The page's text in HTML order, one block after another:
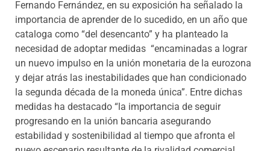
Fernando Fernández, en su exposición ha señalado la
importancia de aprender de lo sucedido, en un año que
cataloga como “del desencanto” y ha planteado la
necesidad de adoptar medidas “encaminadas a lograr
un nuevo impulso en la unión monetaria de la eurozona
y dejar atrás las inestabilidades que han condicionado
la segunda década de la moneda única”. Entre dichas
medidas ha destacado “la importancia de seguir
progresando en la unión bancaria asegurando
estabilidad y sostenibilidad al tiempo que afronta el